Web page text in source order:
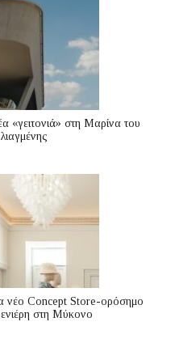
«γειτονιά» στη Μαρίνα του
νέο Concept Store-ορόσημο
στη Μύκονο